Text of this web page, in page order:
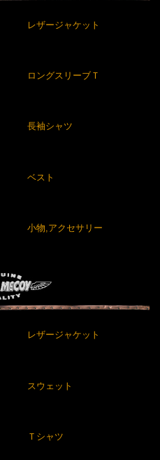
レザージャケット
ロングスリーブＴ
長袖シャツ
ベスト
小物,アクセサリー
レザージャケット
スウェット
Ｔシャツ